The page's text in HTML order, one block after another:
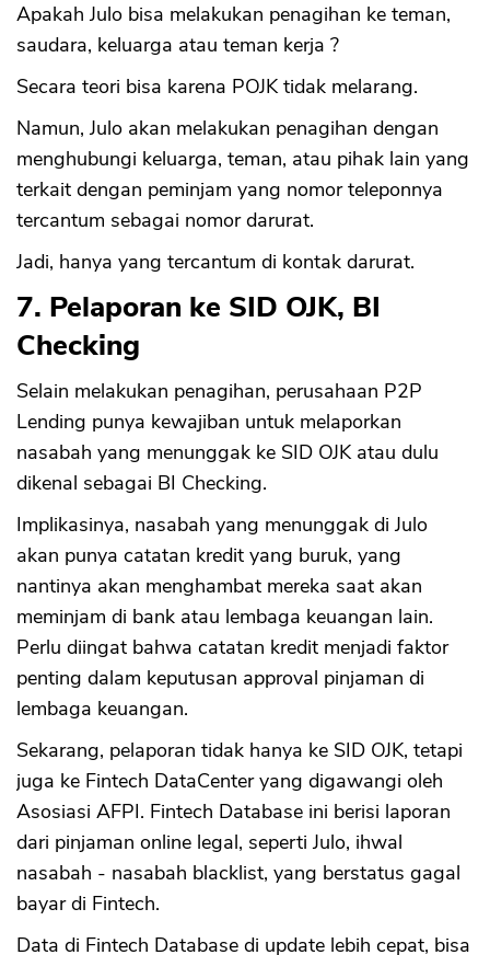
Apakah Julo bisa melakukan penagihan ke teman,
saudara, keluarga atau teman kerja ?
Secara teori bisa karena POJK tidak melarang.
Namun, Julo akan melakukan penagihan dengan
menghubungi keluarga, teman, atau pihak lain yang
terkait dengan peminjam yang nomor teleponnya
tercantum sebagai nomor darurat.
Jadi, hanya yang tercantum di kontak darurat.
7. Pelaporan ke SID OJK, BI
Checking
Selain melakukan penagihan, perusahaan P2P
Lending punya kewajiban untuk melaporkan
nasabah yang menunggak ke SID OJK atau dulu
dikenal sebagai BI Checking.
Implikasinya, nasabah yang menunggak di Julo
akan punya catatan kredit yang buruk, yang
nantinya akan menghambat mereka saat akan
meminjam di bank atau lembaga keuangan lain.
Perlu diingat bahwa catatan kredit menjadi faktor
penting dalam keputusan approval pinjaman di
lembaga keuangan.
Sekarang, pelaporan tidak hanya ke SID OJK, tetapi
juga ke Fintech DataCenter yang digawangi oleh
Asosiasi AFPI. Fintech Database ini berisi laporan
dari pinjaman online legal, seperti Julo, ihwal
nasabah - nasabah blacklist, yang berstatus gagal
bayar di Fintech.
Data di Fintech Database di update lebih cepat, bisa